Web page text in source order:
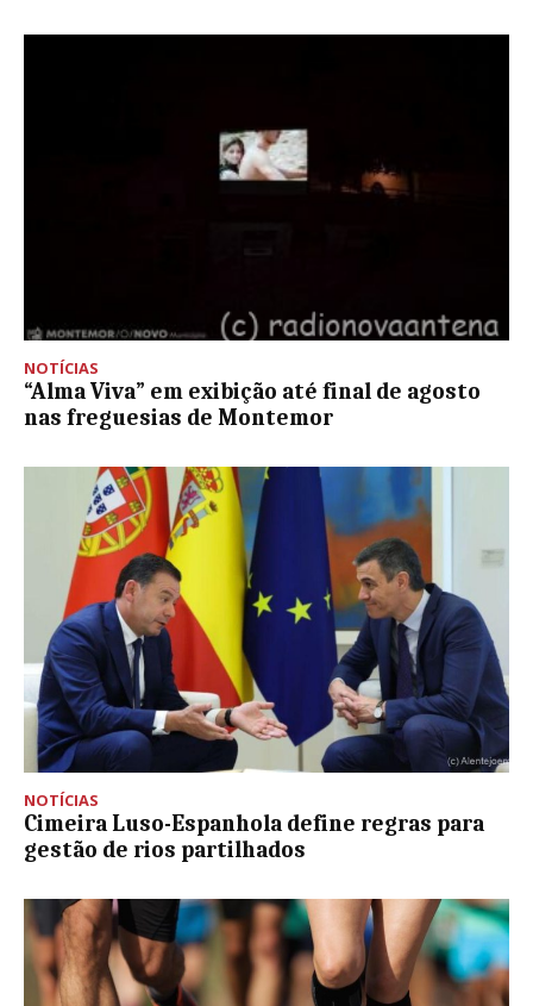
NOTÍCIAS
“Alma Viva” em exibição até final de agosto
nas freguesias de Montemor
NOTÍCIAS
Cimeira Luso-Espanhola define regras para
gestão de rios partilhados